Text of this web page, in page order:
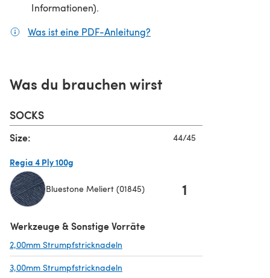
Informationen).
Was ist eine PDF-Anleitung?
Was du brauchen wirst
SOCKS
Size: 44/45
Regia 4 Ply 100g
Bluestone Meliert (01845) 1
Werkzeuge & Sonstige Vorräte
2,00mm Strumpfstricknadeln
3,00mm Strumpfstricknadeln